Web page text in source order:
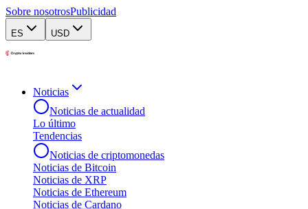
Sobre nosotrosPublicidad
ES USD
Noticias
Noticias de actualidad
Lo último
Tendencias
Noticias de criptomonedas
Noticias de Bitcoin
Noticias de XRP
Noticias de Ethereum
Noticias de Cardano